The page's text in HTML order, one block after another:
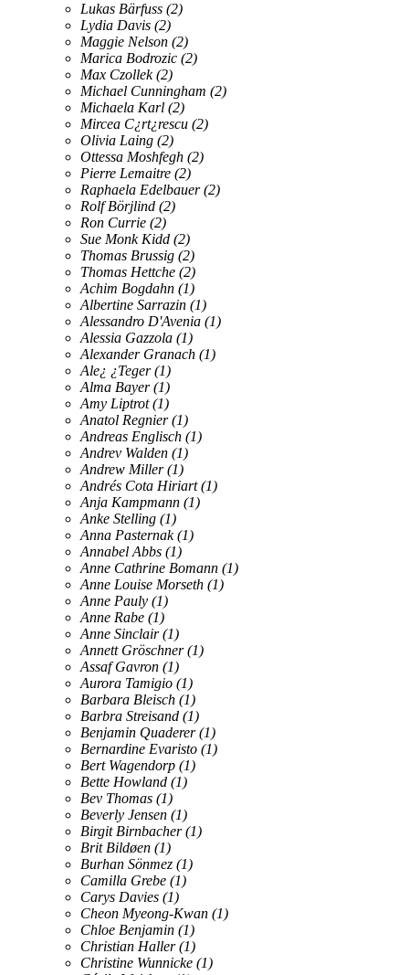
Lukas Bärfuss (2)
Lydia Davis (2)
Maggie Nelson (2)
Marica Bodrozic (2)
Max Czollek (2)
Michael Cunningham (2)
Michaela Karl (2)
Mircea C¿rt¿rescu (2)
Olivia Laing (2)
Ottessa Moshfegh (2)
Pierre Lemaitre (2)
Raphaela Edelbauer (2)
Rolf Börjlind (2)
Ron Currie (2)
Sue Monk Kidd (2)
Thomas Brussig (2)
Thomas Hettche (2)
Achim Bogdahn (1)
Albertine Sarrazin (1)
Alessandro D'Avenia (1)
Alessia Gazzola (1)
Alexander Granach (1)
Ale¿ ¿Teger (1)
Alma Bayer (1)
Amy Liptrot (1)
Anatol Regnier (1)
Andreas Englisch (1)
Andrev Walden (1)
Andrew Miller (1)
Andrés Cota Hiriart (1)
Anja Kampmann (1)
Anke Stelling (1)
Anna Pasternak (1)
Annabel Abbs (1)
Anne Cathrine Bomann (1)
Anne Louise Morseth (1)
Anne Pauly (1)
Anne Rabe (1)
Anne Sinclair (1)
Annett Gröschner (1)
Assaf Gavron (1)
Aurora Tamigio (1)
Barbara Bleisch (1)
Barbra Streisand (1)
Benjamin Quaderer (1)
Bernardine Evaristo (1)
Bert Wagendorp (1)
Bette Howland (1)
Bev Thomas (1)
Beverly Jensen (1)
Birgit Birnbacher(1)
Brit Bildøen (1)
Burhan Sönmez (1)
Camilla Grebe (1)
Carys Davies (1)
Cheon Myeong-Kwan (1)
Chloe Benjamin (1)
Christian Haller(1)
Christine Wunnicke (1)